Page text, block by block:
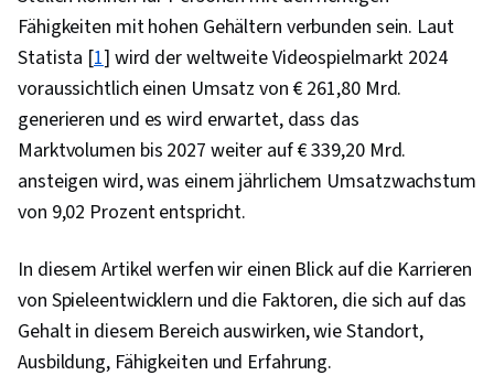
Fähigkeiten mit hohen Gehältern verbunden sein. Laut
Statista [1] wird der weltweite Videospielmarkt 2024
voraussichtlich einen Umsatz von € 261,80 Mrd.
generieren und es wird erwartet, dass das
Marktvolumen bis 2027 weiter auf € 339,20 Mrd.
ansteigen wird, was einem jährlichem Umsatzwachstum
von 9,02 Prozent entspricht.
In diesem Artikel werfen wir einen Blick auf die Karrieren
von Spieleentwicklern und die Faktoren, die sich auf das
Gehalt in diesem Bereich auswirken, wie Standort,
Ausbildung, Fähigkeiten und Erfahrung.